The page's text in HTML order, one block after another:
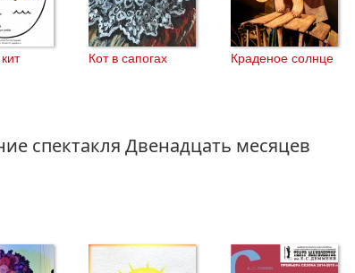
Кот в сапогах Краденое солнце
спектакля Двенадцать месяцев